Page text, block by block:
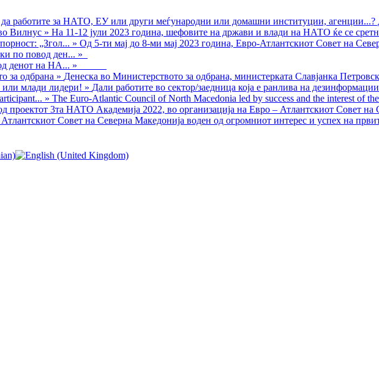
да работите за НАТО, ЕУ или други меѓународни или домашни институции, агенции...?
Вилнус » На 11-12 јули 2023 година, шефовите на држави и влади на НАТО ќе се
„Згол... » Од 5-ти мај до 8-ми мај 2023 година, Евро-Атлантскиот Совет на
по повод ден... »
денот на НА... »
за одбрана » Денеска во Министерството за одбрана, министерката Славјанка
млади лидери! » Дали работите во сектор/заедница која е ранлива на
» The Euro-Atlantic Council of North Macedonia led by success and the interest of
проектот 3та НАТО Академија 2022, во организација на Евро – Атлантскиот Совет на
Совет на Северна Македонија воден од огромниот интерес и успех на